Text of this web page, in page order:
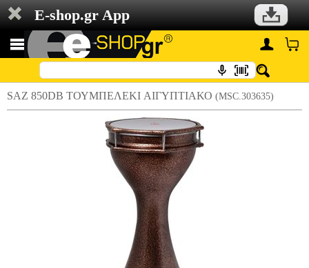
E-shop.gr App
SAZ 850DB TΟΥΜΠΕΛΕΚΙ AΙΓΥΠΤΙΑΚΟ (MSC.303635)